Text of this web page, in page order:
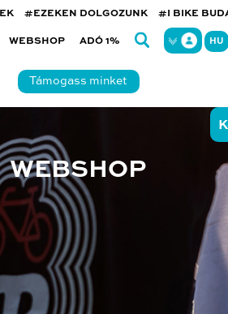
#EZEKEN DOLGOZUNK #I BIKE
WEBSHOP ADÓ 1% HU
Támogass minket
WEBSHOP